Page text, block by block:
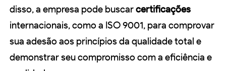
disso, a empresa pode buscarcertificações
internacionais, como a ISO 9001, para comprovar
sua adesão aos princípios da qualidade total e
demonstrar seu compromisso com a eficiência e